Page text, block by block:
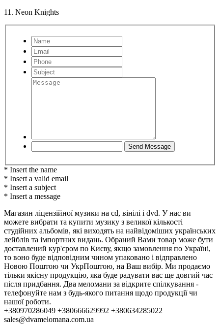
11. Neon Knights
* Insert the name
* Insert a valid email
* Insert a subject
* Insert a message
Магазин ліцензійної музики на cd, вінілі і dvd. У нас ви
можете вибрати та купити музику з великої кількості
студійних альбомів, які виходять на найвідоміших українських
лейблів та імпортних видань. Обраний Вами товар може бути
доставлений кур'єром по Києву, якщо замовлення по Україні,
то воно буде відповідним чином упаковано і відправлено
Новою Поштою чи УкрПоштою, на Ваш вибір. Ми продаємо
тільки якісну продукцію, яка буде радувати вас ще довгий час
після придбання. Два меломани за відкрите спілкування -
телефонуйте нам з будь-якого питання щодо продукції чи
нашої роботи.
+380970286049 +380666629992 +380634285022
sales@dvamelomana.com.ua